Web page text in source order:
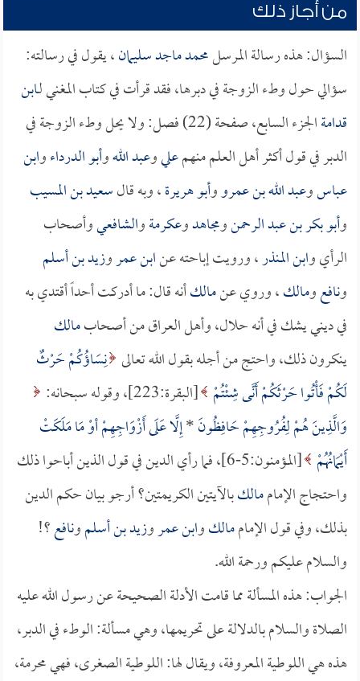
من أجاز ذلك
السؤال: هذه رسالة المرسلمحمد ماجد سليمان، يقول في رسالته:
سؤالي حول وطء الزوجة في دبرها، فقد قرأت في كتاب المغني لـابن
قدامة
الجزء السابع، صفحة (22) فصل: ولا يحل وطء الزوجة في
الدبر في قول أكثر أهل العلم منهمعليوعبد اللهوأبو الدرداءوابن
عباسوعبد الله بن عمرووأبو هريرة، وبه قالسعيد بن المسيب
وأبو بكر بن عبد الرحمنومجاهدوعكرمةوالشافعيوأصحاب
الرأي وابن المنذر، ورويت إباحته عنابن عمروزيد بن أسلم
ونافعومالك، وروي عنمالكأنه قال: ما أدركت أحداً أقتدي به
في ديني يشك في أنه حلال، وأهل العراق من أصحابمالك
ينكرون ذلك، واحتج من أجله بقول الله تعالى نِسَاؤُكُمْ حَرْثٌ
لَكُمْ فَأْتُوا حَرْثَكُمْ أَنَّى شِئْتُمْ [البقرة:223]، وقوله سبحانه:
وَالَّذِينَ هُمْ لِفُرُوجِهِمْ حَافِظُونَ*إِلَّا عَلَى أَزْوَاجِهِمْ أوْ مَا مَلَكَتْ
أَيْمَانُهُمْ
[المؤمنون:5-6]، فما رأي الدين في قول الذين أباحوا ذلك
واحتجاج الإماممالكبالآيتين الكريمتين؟ أرجو بيان حكم الدين
بذلك، وفي قول الإماممالكوابن عمروزيد بن أسلمونافع؟!
والسلام عليكم ورحمة الله.
الجواب: هذه المسألة مما قامت الأدلة الصحيحة عن رسول الله عليه
الصلاة والسلام بالدلالة على تحريمها، وهي مسألة: الوطء في الدبر،
هذه هي اللوطية المعروفة، ويقال لها: اللوطية الصغرى، فهي محرمة،